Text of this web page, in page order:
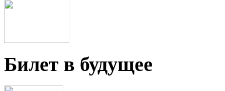
Билет в будущее